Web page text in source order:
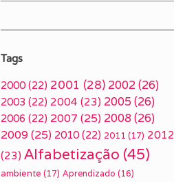
Tags
2000 (22) 2001 (28) 2002(26)
2003 (22) 2004 (23) 2005 (26)
2006 (22) 2007 (25) 2008(26)
2009(25) 2010 (22) 2011 (17) 2012
(23) Alfabetização (45)
ambiente (17) Aprendizado (16)